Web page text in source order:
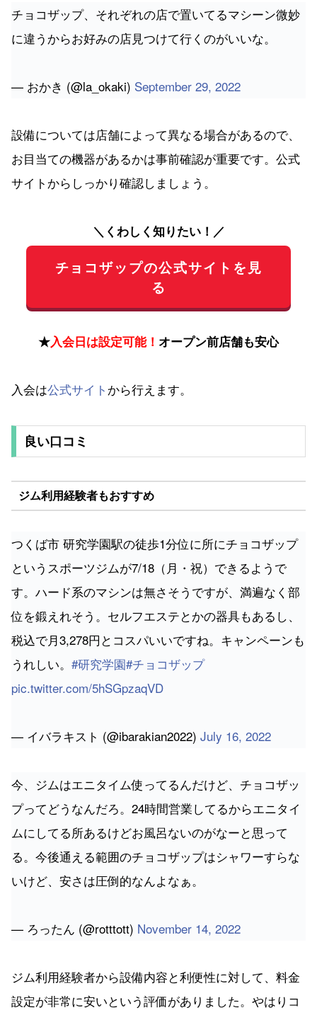
チョコザップ、それぞれの店で置いてるマシーン微妙
に違うからお好みの店見つけて行くのがいいな。
— おかき (@la_okaki) September 29, 2022
設備については店舗によって異なる場合があるので、
お目当ての機器があるかは事前確認が重要です。公式
サイトからしっかり確認しましょう。
＼くわしく知りたい！／
チョコザップの公式サイトを見
る
★入会日は設定可能！ オープン前店舗も安心
入会は公式サイト から行えます。
良い口コミ
ジム利用経験者もおすすめ
つくば市 研究学園駅の徒歩1分位に所にチョコザップ
というスポーツジムが7/18（月・祝）できるようで
す。ハード系のマシンは無さそうですが、満遍なく部
位を鍛えれそう。セルフエステとかの器具もあるし、
税込で月3,278円とコスパいいですね。キャンペーンも
うれしい。 #研究学園#チョコザップ
pic.twitter.com/5hSGpzaqVD
— イバラキスト (@ibarakian2022) July 16, 2022
今、ジムはエニタイム使ってるんだけど、チョコザッ
プってどうなんだろ。24時間営業してるからエニタイ
ムにしてる所あるけどお風呂ないのがなーと思って
る。今後通える範囲のチョコザップはシャワーすらな
いけど、安さは圧倒的なんよなぁ。
— ろったん (@rotttott) November 14, 2022
ジム利用経験者から設備内容と利便性に対して、料金
設定が非常に安いという評価がありました。やはりコ